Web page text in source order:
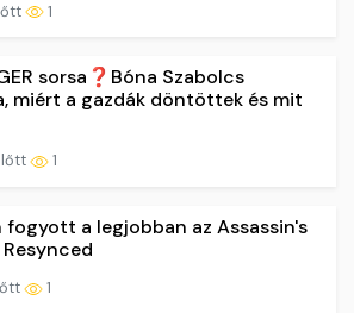
1
sorsa❓Bóna Szabolcs
miért a gazdák döntöttek és mit
1
a legjobban az Assassin's
1